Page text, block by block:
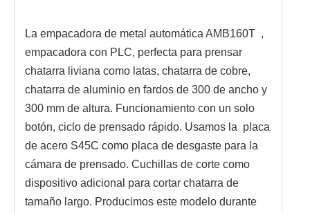
La empacadora de metal automática AMB160T ,
empacadora con PLC, perfecta para prensar
chatarra liviana como latas, chatarra de cobre,
chatarra de aluminio en fardos de 300 de ancho y
300 mm de altura. Funcionamiento con un solo
botón, ciclo de prensado rápido. Usamos la placa
de acero S45C como placa de desgaste para la
cámara de prensado. Cuchillas de corte como
dispositivo adicional para cortar chatarra de
tamaño largo. Producimos este modelo durante